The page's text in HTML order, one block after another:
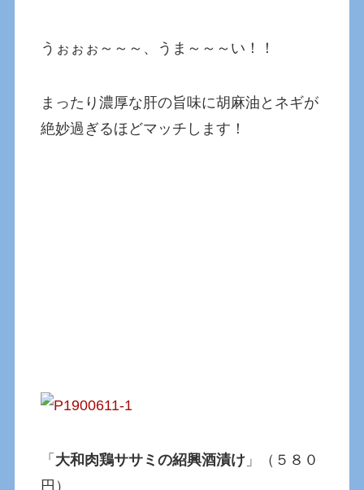
うぉぉぉ～～～、うま～～～い！！
まったり濃厚な肝の旨味に胡麻油とネギが
絶妙過ぎるほどマッチします！
「 大和肉鶏ササミの紹興酒漬け 」（５８０
円）